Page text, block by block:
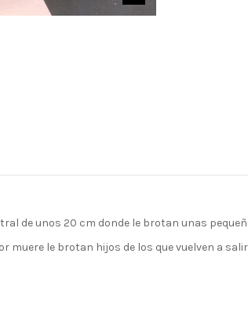
de unos 20 cm donde le brotan unas
muere le brotan hijos de los que vuelven a